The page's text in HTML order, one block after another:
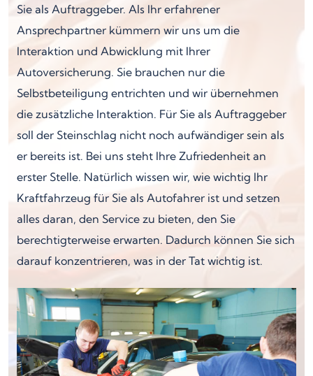
Sie als Auftraggeber. Als Ihr erfahrener
Ansprechpartner kümmern wir uns um die
Interaktion und Abwicklung mit Ihrer
Autoversicherung. Sie brauchen nur die
Selbstbeteiligung entrichten und wir übernehmen
die zusätzliche Interaktion. Für Sie als Auftraggeber
soll der Steinschlag nicht noch aufwändiger sein als
er bereits ist. Bei uns steht Ihre Zufriedenheit an
erster Stelle. Natürlich wissen wir, wie wichtig Ihr
Kraftfahrzeug für Sie als Autofahrer ist und setzen
alles daran, den Service zu bieten, den Sie
berechtigterweise erwarten. Dadurch können Sie sich
darauf konzentrieren, was in der Tat wichtig ist.